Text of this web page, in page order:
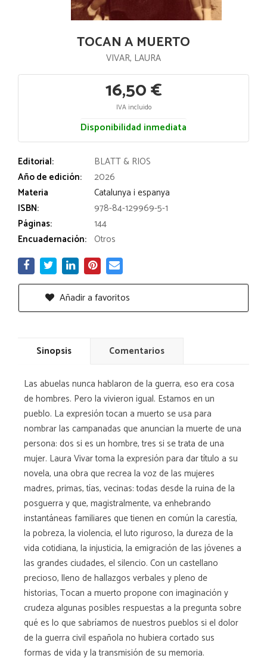
TOCAN A MUERTO
VIVAR, LAURA
16,50 €
IVA incluido
Disponibilidad inmediata
Editorial:
BLATT & RIOS
Año de edición:
2026
Materia
Catalunya i espanya
ISBN:
978-84-129969-5-1
Páginas:
144
Encuadernación: Otros
Añadir a favoritos
Sinopsis Comentarios
Las abuelas nunca hablaron de la guerra, eso era cosa
de hombres. Pero la vivieron igual. Estamos en un
pueblo. La expresión tocan a muerto se usa para
nombrar las campanadas que anuncian la muerte de una
persona: dos si es un hombre, tres si se trata de una
mujer. Laura Vivar toma la expresión para dar título a su
novela, una obra que recrea la voz de las mujeres
madres, primas, tías, vecinas: todas desde la ruina de la
posguerra y que, magistralmente, va enhebrando
instantáneas familiares que tienen en común la carestía,
la pobreza, la violencia, el luto riguroso, la dureza de la
vida cotidiana, la injusticia, la emigración de las jóvenes a
las grandes ciudades, el silencio. Con un castellano
precioso, lleno de hallazgos verbales y pleno de
historias, Tocan a muerto propone con imaginación y
crudeza algunas posibles respuestas a la pregunta sobre
qué es lo que sabríamos de nuestros pueblos si el dolor
de la guerra civil española no hubiera cortado sus
formas de vida y la transmisión de su memoria.